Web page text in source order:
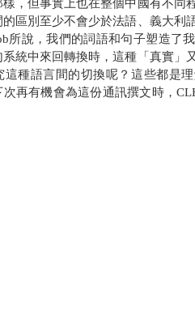
，但事實上也在整個中國有不同
區別至少不會少於法語、義大利
所說，我們的詞語和句子塑造了
統中來回轉換時，這種「真實」
這種語言間的切換呢？這些都是
次再有機會為這份通訊撰文時，